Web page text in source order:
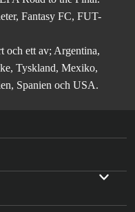
Fantasy FC, FUT-
och ett av; Argentina,
Tyskland, Mexiko,
Spanien och USA.